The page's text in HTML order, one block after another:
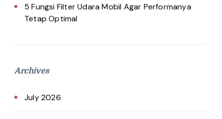
5 Fungsi Filter Udara Mobil Agar Performanya
Tetap Optimal
Archives
July 2026